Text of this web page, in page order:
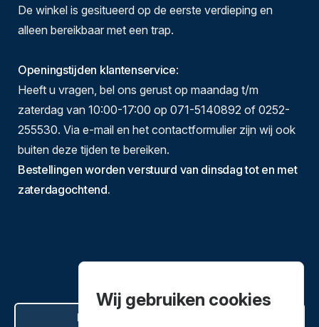
De winkel is gesitueerd op de eerste verdieping en
alleen bereikbaar met een trap.
Openingstijden klantenservice:
Heeft u vragen, bel ons gerust op maandag t/m
zaterdag van 10:00-17:00 op 071-5140892 of 0252-
255530. Via e-mail en het contactformulier zijn wij ook
buiten deze tijden te bereiken.
Bestellingen worden verstuurd van dinsdag tot en met
zaterdagochtend.
Hier de overeenkomst ontbinden
Wij gebruiken cookies